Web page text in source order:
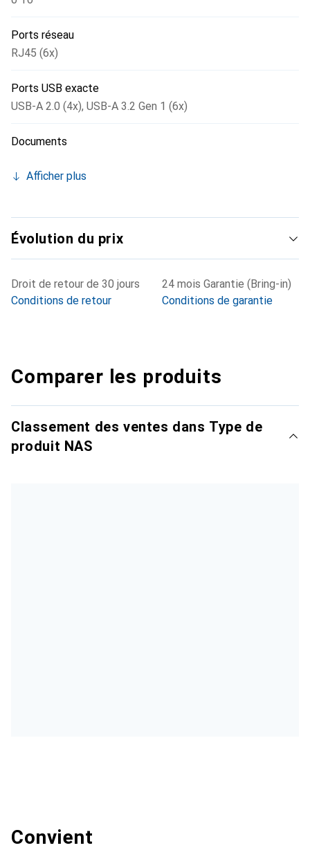
Ports réseau
RJ45 (6x)
Ports USB exacte
USB-A 2.0 (4x), USB-A 3.2 Gen 1 (6x)
Documents
Afficher plus
Évolution du prix
Droit de retour de 30 jours
Conditions de retour
24 mois Garantie (Bring-in)
Conditions de garantie
Comparer les produits
Classement des ventes dans Type de
produit NAS
Convient